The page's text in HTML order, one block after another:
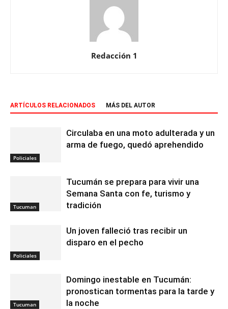
Redacción 1
ARTÍCULOS RELACIONADOS MÁS DEL AUTOR
Policiales
Circulaba en una moto adulterada y un
arma de fuego, quedó aprehendido
Tucuman
Tucumán se prepara para vivir una
Semana Santa con fe, turismo y
tradición
Policiales
Un joven falleció tras recibir un
disparo en el pecho
Tucuman
Domingo inestable en Tucumán:
pronostican tormentas para la tarde y
la noche